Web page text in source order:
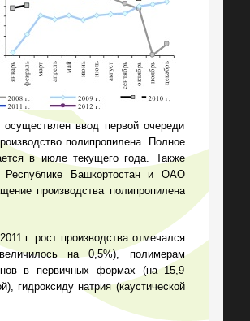
ввод первой очереди
полипропилена. Полное
в июле текущего года. Также
Республике Башкортостан и ОАО
производства полипропилена
г. рост производства отмечался
на 0,5%), полимерам
в первичных формах (на 15,9
гидроксиду натрия (каустической